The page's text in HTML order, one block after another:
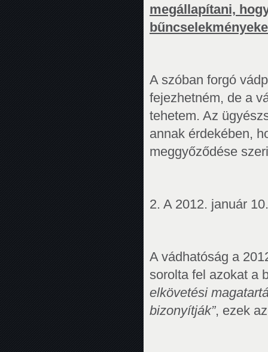
megállapítani,
A szóban forgó
fejezhetném, de a
tehetem. Az
annak érdekében,
meggyőződése
2. A 2012. január
A vádhatóság a
sorolta fel azokat a
elkövetési
bizonyítják”, ezek